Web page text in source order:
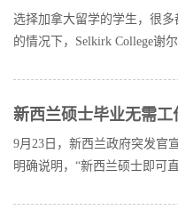
选择加拿大留学的学生，很
的情况下，Selkirk College谢
新西兰硕士毕业无需工
9月23日，新西兰政府突发官
明确说明，“新西兰硕士即可直